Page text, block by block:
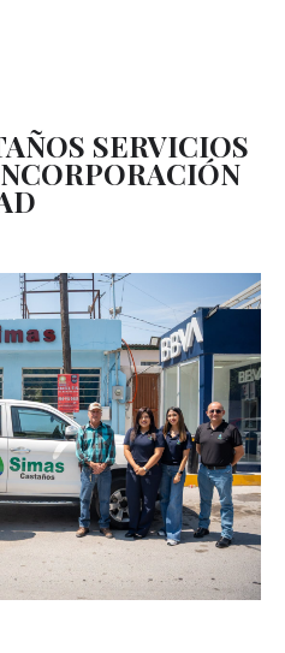
SERVICIOS